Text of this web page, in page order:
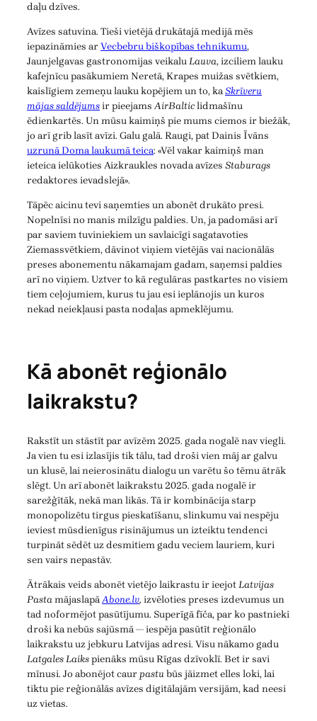
daļu dzīves.
Avīzes satuvina. Tieši vietējā drukātajā medijā mēs
iepazināmies arVecbebru biškopības tehnikumu,
Jaunjelgavas gastronomijas veikaluLauva, izciliem lauku
kafejnīcu pasākumiem Neretā, Krapes muižas svētkiem,
kaislīgiem zemeņu lauku kopējiem un to, kaSkrīveru
mājas saldējumsir pieejamsAirBalticlidmašīnu
ēdienkartēs. Un mūsu kaimiņš pie mums ciemos ir biežāk,
jo arī grib lasīt avīzi. Galu galā. Raugi, pat Dainis Īvāns
uzrunā Doma laukumā teica: «Vēl vakar kaimiņš man
ieteica ielūkoties Aizkraukles novada avīzes Staburags
redaktores ievadslejā».
Tāpēc aicinu tevi saņemties un abonēt drukāto presi.
Nopelnīsi no manis milzīgu paldies. Un, ja padomāsi arī
par saviem tuviniekiem un savlaicīgi sagatavoties
Ziemassvētkiem, dāvinot viņiem vietējās vai nacionālās
preses abonementu nākamajam gadam, saņemsi paldies
arī no viņiem. Uztver to kā regulāras pastkartes no visiem
tiem ceļojumiem, kurus tu jau esi ieplānojis un kuros
nekad neiekļausi pasta nodaļas apmeklējumu.
Kā abonēt reģionālo
laikrakstu?
Rakstīt un stāstīt par avīzēm 2025. gada nogalē nav viegli.
Ja vien tu esi izlasījis tik tālu, tad droši vien māj ar galvu
un klusē, lai neierosinātu dialogu un varētu šo tēmu ātrāk
slēgt. Un arī abonēt laikrakstu 2025. gada nogalē ir
sarežģītāk, nekā man likās. Tā ir kombinācija starp
monopolizētu tirgus pieskatīšanu, slinkumu vai nespēju
ieviest mūsdienīgus risinājumus un izteiktu tendenci
turpināt sēdēt uz desmitiem gadu veciem lauriem, kuri
sen vairs nepastāv.
Ātrākais veids abonēt vietējo laikrastu ir ieejotLatvijas
PastamājaslapāAbone.lv, izvēloties preses izdevumus un
tad noformējot pasūtījumu. Superīgā fīča, par ko pastnieki
droši ka nebūs sajūsmā — iespēja pasūtīt reģionālo
laikrakstu uz jebkuru Latvijas adresi. Visu nākamo gadu
Latgales Laikspienāks mūsu Rīgas dzīvoklī. Bet ir savi
mīnusi. Jo abonējot caurpastubūs jāizmet elles loki, lai
tiktu pie reģionālās avīzes digitālajām versijām, kad neesi
uz vietas.